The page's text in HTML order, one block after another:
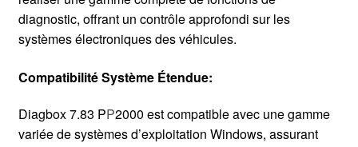
diagnostic, offrant un contrôle approfondi sur les
systèmes électroniques des véhicules.
Compatibilité Système Étendue:
Diagbox 7.83 PP2000 est compatible avec une gamme
variée de systèmes d’exploitation Windows, assurant